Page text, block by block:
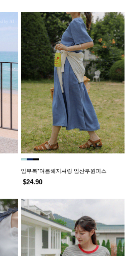
임부복*여름해지셔링 임산부원피스
$24.90